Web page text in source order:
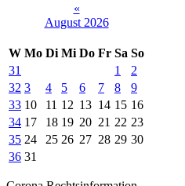
«
August 2026
W Mo Di Mi Do Fr Sa So
31
1
2
32 3 4 5 6 7 8
9
33 10 11 12 13 14 15 16
34 17 18 19 20 21 22 23
35 24 25 26 27 28 29 30
36 31